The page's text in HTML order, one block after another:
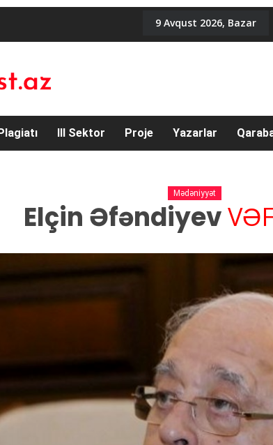
9 Avqust 2026, Bazar
III Sektor Proje Yazarlar
Mədəniyyət
Elçin Əfəndiyev